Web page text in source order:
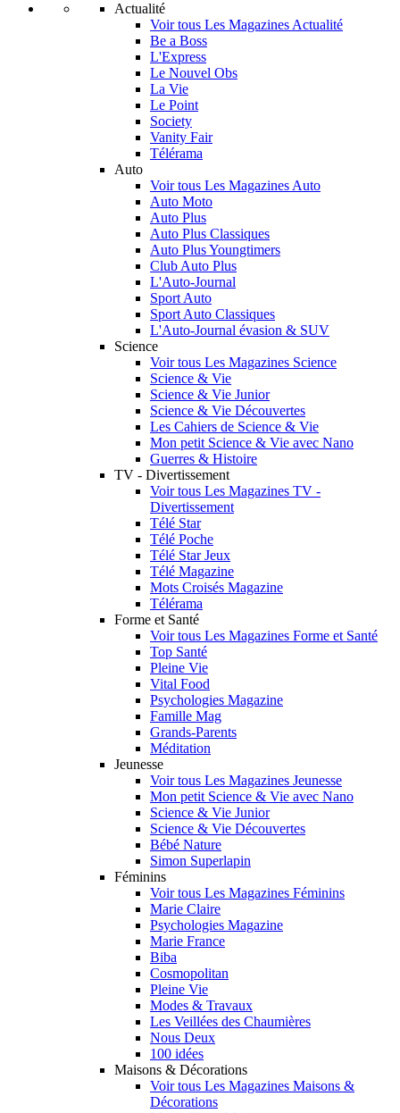
Actualité
Voir tous Les Magazines Actualité
Be a Boss
L'Express
Le Nouvel Obs
La Vie
Le Point
Society
Vanity Fair
Télérama
Auto
Voir tous Les Magazines Auto
Auto Moto
Auto Plus
Auto Plus Classiques
Auto Plus Youngtimers
Club Auto Plus
L'Auto-Journal
Sport Auto
Sport Auto Classiques
L'Auto-Journal évasion & SUV
Science
Voir tous Les Magazines Science
Science & Vie
Science & Vie Junior
Science & Vie Découvertes
Les Cahiers de Science & Vie
Mon petit Science & Vie avec Nano
Guerres & Histoire
TV - Divertissement
Voir tous Les Magazines TV -
Divertissement
Télé Star
Télé Poche
Télé Star Jeux
Télé Magazine
Mots Croisés Magazine
Télérama
Forme et Santé
Voir tous Les Magazines Forme et Santé
Top Santé
Pleine Vie
Vital Food
Psychologies Magazine
Famille Mag
Grands-Parents
Méditation
Jeunesse
Voir tous Les Magazines Jeunesse
Mon petit Science & Vie avec Nano
Science & Vie Junior
Science & Vie Découvertes
Bébé Nature
Simon Superlapin
Féminins
Voir tous Les Magazines Féminins
Marie Claire
Psychologies Magazine
Marie France
Biba
Cosmopolitan
Pleine Vie
Modes & Travaux
Les Veillées des Chaumières
Nous Deux
100 idées
Maisons & Décorations
Voir tous Les Magazines Maisons &
Décorations